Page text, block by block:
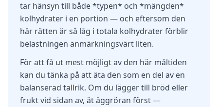
tar hänsyn till både *typen* och *mängden*
kolhydrater i en portion — och eftersom den
här rätten är så låg i totala kolhydrater förblir
belastningen anmärkningsvärt liten.
För att få ut mest möjligt av den här måltiden
kan du tänka på att äta den som en del av en
balanserad tallrik. Om du lägger till bröd eller
frukt vid sidan av, ät äggröran först —